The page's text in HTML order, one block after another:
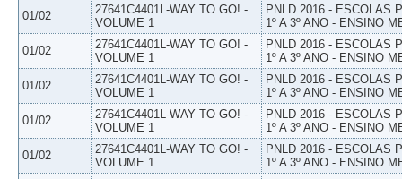
01/02
27641C4401L-WAY TO GO! -
VOLUME 1
PNLD 2016 - ESCOLAS
1º A 3º ANO - ENSINO
01/02
27641C4401L-WAY TO GO! -
VOLUME 1
PNLD 2016 - ESCOLAS
1º A 3º ANO - ENSINO
01/02
27641C4401L-WAY TO GO! -
VOLUME 1
PNLD 2016 - ESCOLAS
1º A 3º ANO - ENSINO
01/02
27641C4401L-WAY TO GO! -
VOLUME 1
PNLD 2016 - ESCOLAS
1º A 3º ANO - ENSINO
01/02
27641C4401L-WAY TO GO! -
VOLUME 1
PNLD 2016 - ESCOLAS
1º A 3º ANO - ENSINO